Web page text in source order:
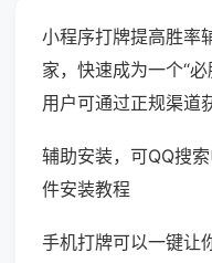
小程序打牌提高胜率
家，快速成为一个“
用户可通过正规渠道
辅助安装，可QQ搜
件安装教程
手机打牌可以一键让